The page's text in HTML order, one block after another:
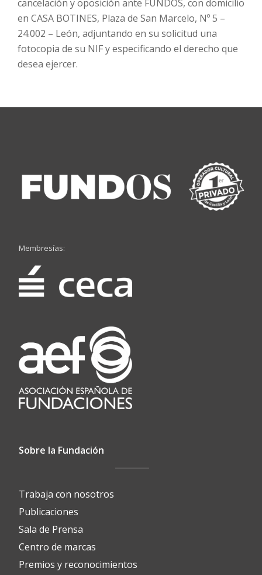
cancelación y oposición ante FUNDOS, con domicilio
en CASA BOTINES, Plaza de San Marcelo, Nº 5 –
24.002 – León, adjuntando en su solicitud una
fotocopia de su NIF y especificando el derecho que
desea ejercer.
Membresías:
Sobre la Fundación
Trabaja con nosotros
Publicaciones
Sala de Prensa
Centro de marcas
Premios y reconocimientos